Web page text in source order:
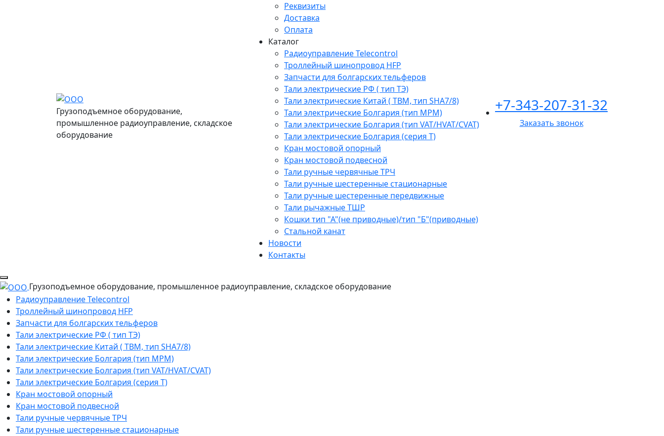
Грузоподъемное оборудование,
промышленное радиоуправление, складское
оборудование
Реквизиты
Доставка
Оплата
Каталог
Радиоуправление Telecontrol
Троллейный шинопровод HFP
Запчасти для болгарских тельферов
Тали электрические РФ ( тип ТЭ)
Тали электрические Китай ( TBM, тип SHA7/8)
Тали электрические Болгария (тип МРМ)
Тали электрические Болгария (тип VAT/HVAT/CVAT)
Тали электрические Болгария (серия Т)
Кран мостовой опорный
Кран мостовой подвесной
Тали ручные червячные ТРЧ
Тали ручные шестеренные стационарные
Тали ручные шестеренные передвижные
Тали рычажные ТШР
Кошки тип "А"(не приводные)/тип "Б"(приводные)
Стальной канат
Новости
Контакты
+7-343-207-31-32
Заказать звонок
Грузоподъемное оборудование, промышленное радиоуправление, складское оборудование
Радиоуправление Telecontrol
Троллейный шинопровод HFP
Запчасти для болгарских тельферов
Тали электрические РФ ( тип ТЭ)
Тали электрические Китай ( TBM, тип SHA7/8)
Тали электрические Болгария (тип МРМ)
Тали электрические Болгария (тип VAT/HVAT/CVAT)
Тали электрические Болгария (серия Т)
Кран мостовой опорный
Кран мостовой подвесной
Тали ручные червячные ТРЧ
Тали ручные шестеренные стационарные